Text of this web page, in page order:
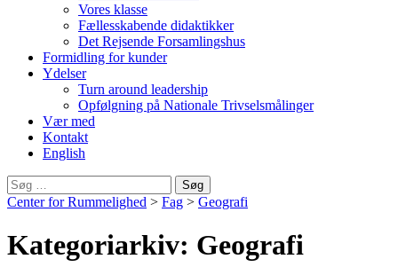
Vores klasse
Fællesskabende didaktikker
Det Rejsende Forsamlingshus
Formidling for kunder
Ydelser
Turn around leadership
Opfølgning på Nationale Trivselsmålinger
Vær med
Kontakt
English
Søg
efter:
Center for Rummelighed > Fag > Geografi
Kategoriarkiv: Geografi